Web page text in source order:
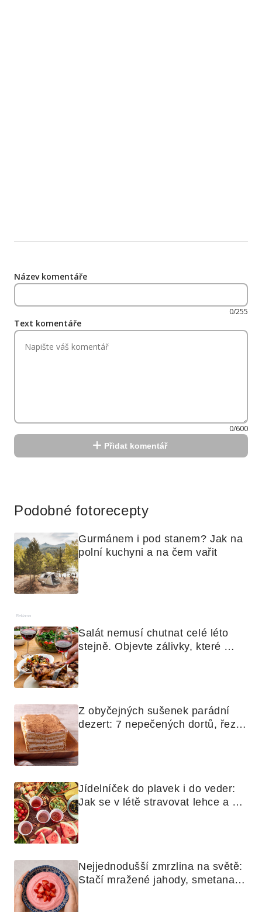
Název komentáře
0/255
Text komentáře
0/600
Přidat komentář
Podobné fotorecepty
Gurmánem i pod stanem? Jak na
polní kuchyni a na čem vařit
Reklama
Salát nemusí chutnat celé léto
stejně. Objevte zálivky, které
Z obyčejných sušenek parádní
dezert: 7 nepečených dortů, řezů
Jídelníček do plavek i do veder:
Jak se v létě stravovat lehce a
Nejjednodušší zmrzlina na světě:
Stačí mražené jahody, smetana a